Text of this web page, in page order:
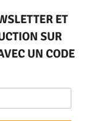
ET
SUR
UN CODE